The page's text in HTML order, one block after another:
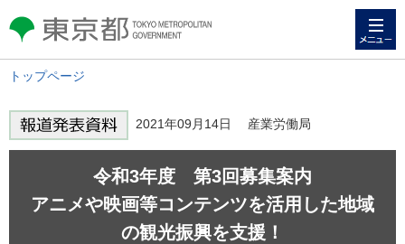
東京都 TOKYO METROPOLITAN
GOVERNMENT
トップページ
2021年09月14日 産業労働局
令和3年度 第3回募集案内
アニメや映画等コンテンツを活用した地域
の観光振興を支援！